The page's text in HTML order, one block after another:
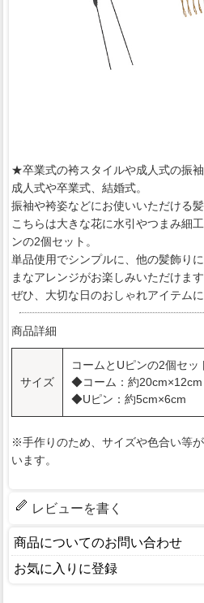
★卒業式の袴スタイルや成人式の振
成人式や卒業式、結婚式。
振袖や袴姿などにお使いいただける髪
こちらは大きな花に水引やつまみ細
ンの2個セット。
単品使用でシンプルに、他の髪飾り
まなアレンジがお楽しみいただけます
ぜひ、大切な日のおしゃれアイテムに
商品詳細
サイズ
コームとUピンの2個セッ
◆コーム：約20cm×12cm
◆Uピン：約5cm×6cm
※手作りのため、サイズや色合い等
います。
レビューを書く
商品についてのお問い合わせ
お気に入りに登録